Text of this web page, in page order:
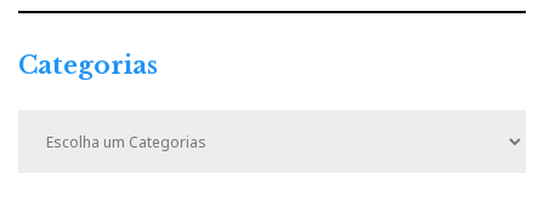
Categorias